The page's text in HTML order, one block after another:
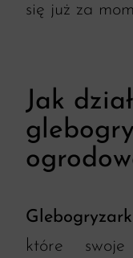
się już za
Jak
które